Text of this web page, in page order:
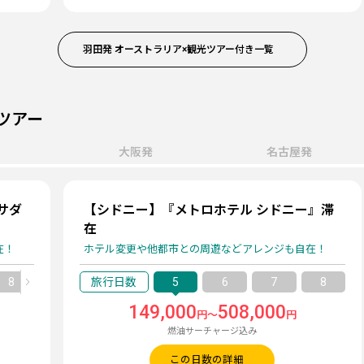
羽田発 オーストラリア×観光ツアー付き一覧
アー
大阪発 名古屋発
ダ
8
【シドニー】『メトロホテル シドニー』滞
在
ホテル変更や他都市との周遊などアレンジも自在！
5 6 7 8
149,000 円～508,000 円
燃油サーチャージ込み
この日数の詳細